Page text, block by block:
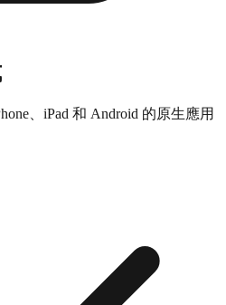
、iPad 和 Android 的原生應用